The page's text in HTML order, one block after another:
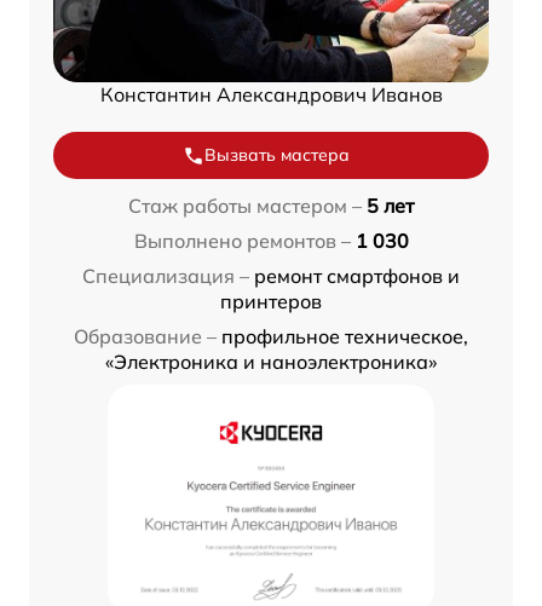
Константин Александрович Иванов
Вызвать мастера
Стаж работы мастером – 5 лет
Выполнено ремонтов – 1 030
Специализация – ремонт смартфонов и
принтеров
Образование – профильное техническое,
«Электроника и наноэлектроника»